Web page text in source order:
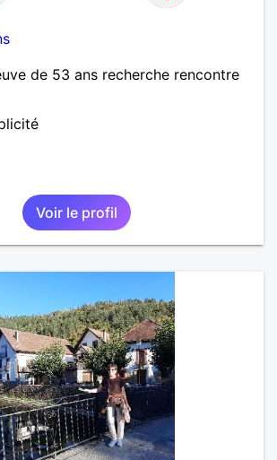
de 53 ans recherche rencontre
Voir le profil